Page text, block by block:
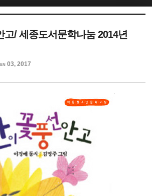
고/ 세종도서문학나눔 2014년
03, 2017
스케치북5
스케치북5